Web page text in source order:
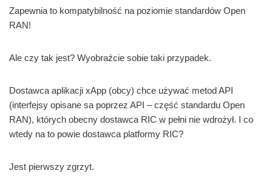
Zapewnia to kompatybilność na poziomie standardów Open
RAN!
Ale czy tak jest? Wyobraźcie sobie taki przypadek.
Dostawca aplikacji xApp (obcy) chce używać metod API
(interfejsy opisane sa poprzez API – część standardu Open
RAN), których obecny dostawca RIC w pełni nie wdrożył. I co
wtedy na to powie dostawca platformy RIC?
Jest pierwszy zgrzyt.